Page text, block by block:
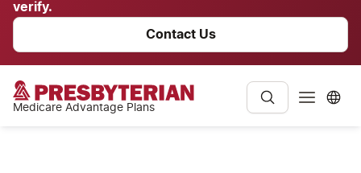
verify.
Contact Us
Medicare Advantage Plans